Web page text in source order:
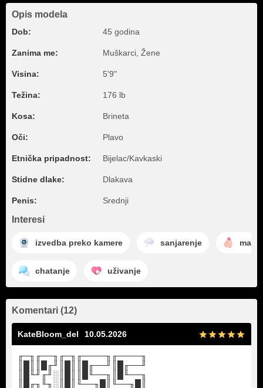
Opis modela
Dob: 45 godina
Zanima me: Muškarci, Žene
Visina: 5'9"
Težina: 176 lb
Kosa: Brineta
Oči: Plavo
Etnička pripadnost: Bijelac/Kavkaski
Stidne dlake: Dlakava
Penis: Srednji
Interesi
izvedba preko kamere sanjarenje
chatanje uživanje
Komentari (12)
KateBloom_del 10.05.2026
╓─╖╓──╖╓─╖╓────╖╓────╖
║█║║█╓╜║█║║█╓──╜║█╓──╜
║█╙╜╓╜░║█║║█╙──╖║█╙──╖
║█╓╖╙╖░║█║╙──╖█║╙──╖█║